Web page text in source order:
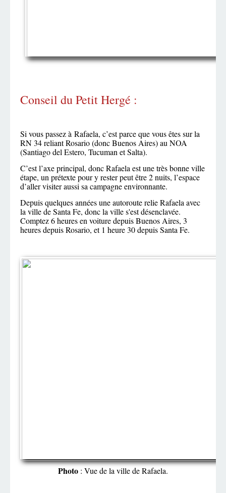
Conseil du Petit Hergé :
Si vous passez à Rafaela, c’est parce que vous êtes sur la
RN 34 reliant Rosario (donc Buenos Aires) au NOA
(Santiago del Estero, Tucuman et Salta).
C’est l’axe principal, donc Rafaela est une très bonne ville
étape, un prétexte pour y rester peut être 2 nuits, l’espace
d’aller visiter aussi sa campagne environnante.
Depuis quelques années une autoroute relie Rafaela avec
la ville de Santa Fe, donc la ville s'est désenclavée.
Comptez 6 heures en voiture depuis Buenos Aires, 3
heures depuis Rosario, et 1 heure 30 depuis Santa Fe.
Photo : Vue de la ville de Rafaela.